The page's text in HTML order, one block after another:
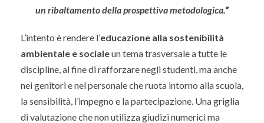
un ribaltamento della prospettiva metodologica.”
L’intento è rendere l’educazione alla sostenibilità
ambientale e socialeun tema trasversale a tutte le
discipline, al fine di rafforzare negli studenti, ma anche
nei genitori e nel personale che ruota intorno alla scuola,
la sensibilità, l’impegno e la partecipazione. Una griglia
di valutazione che non utilizza giudizi numerici ma